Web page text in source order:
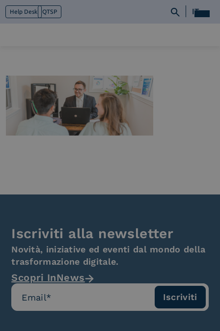
Help Desk QTSP IT
Cosa facciamo
Piattaforme
Industry
News e Media
Contattaci
Iscriviti alla newsletter
Novità, iniziative ed eventi dal mondo della
trasformazione digitale.
Scopri InNews